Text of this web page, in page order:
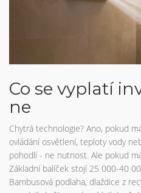
Co se vyplatí
ne
Chytrá technologie? Ano, pokud
ovládání osvětlení, teploty vody
pohodlí - ne nutnost. Ale pokud
Základní balíček stojí 25 000-40
Bambusová podlaha, dlaždice z